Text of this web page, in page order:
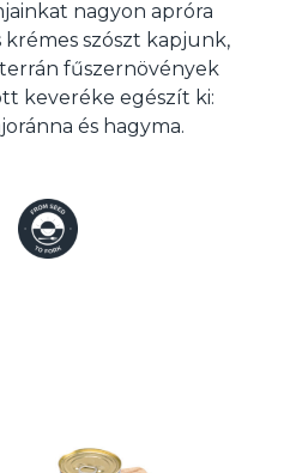
nagyon apróra
szószt kapjunk,
fűszernövények
keveréke egészít ki:
és hagyma.